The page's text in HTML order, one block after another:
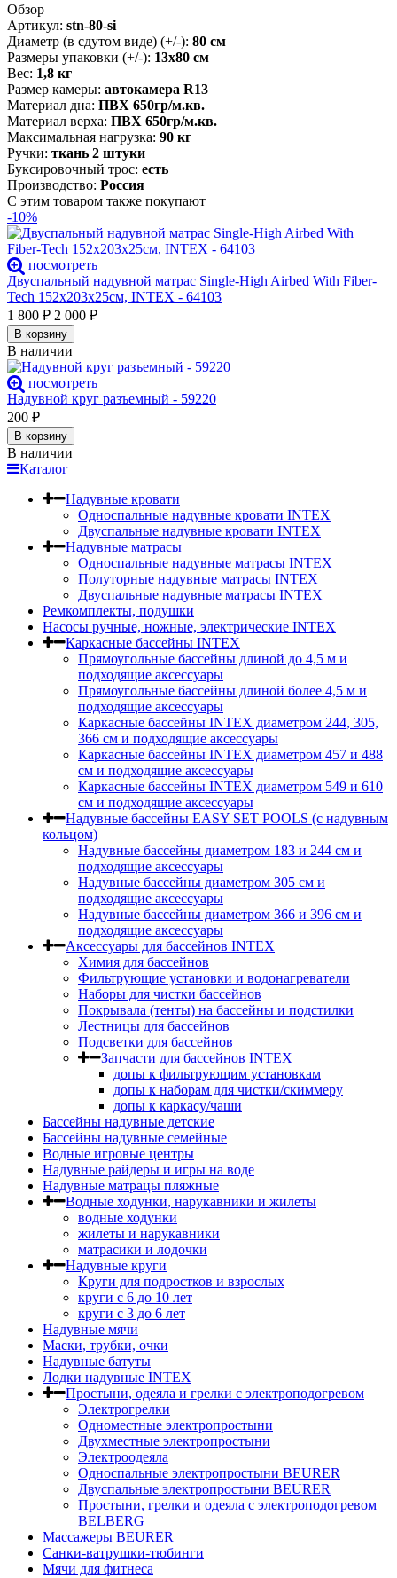
Обзор
Артикул: stn-80-si
Диаметр (в сдутом виде) (+/-): 80 см
Размеры упаковки (+/-): 13х80 см
Вес: 1,8 кг
Размер камеры: автокамера R13
Материал дна: ПВХ 650гр/м.кв.
Материал верха: ПВХ 650гр/м.кв.
Максимальная нагрузка: 90 кг
Ручки: ткань 2 штуки
Буксировочный трос: есть
Производство: Россия
С этим товаром также покупают
-10%
посмотреть
Двуспальный надувной матрас Single-High Airbed With Fiber-
Tech 152х203х25см, INTEX - 64103
1 800 ₽ 2 000 ₽
В корзину
В наличии
посмотреть
Надувной круг разъемный - 59220
200 ₽
В корзину
В наличии
Каталог
Надувные кровати
Односпальные надувные кровати INTEX
Двуспальные надувные кровати INTEX
Надувные матрасы
Односпальные надувные матрасы INTEX
Полуторные надувные матрасы INTEX
Двуспальные надувные матрасы INTEX
Ремкомплекты, подушки
Насосы ручные, ножные, электрические INTEX
Каркасные бассейны INTEX
Прямоугольные бассейны длиной до 4,5 м и
подходящие аксессуары
Прямоугольные бассейны длиной более 4,5 м и
подходящие аксессуары
Каркасные бассейны INTEX диаметром 244, 305,
366 см и подходящие аксессуары
Каркасные бассейны INTEX диаметром 457 и 488
cм и подходящие аксессуары
Каркасные бассейны INTEX диаметром 549 и 610
см и подходящие аксессуары
Надувные бассейны EASY SET POOLS (с надувным
кольцом)
Надувные бассейны диаметром 183 и 244 см и
подходящие аксессуары
Надувные бассейны диаметром 305 см и
подходящие аксессуары
Надувные бассейны диаметром 366 и 396 см и
подходящие аксессуары
Аксессуары для бассейнов INTEX
Химия для бассейнов
Фильтрующие установки и водонагреватели
Наборы для чистки бассейнов
Покрывала (тенты) на бассейны и подстилки
Лестницы для бассейнов
Подсветки для бассейнов
Запчасти для бассейнов INTEX
допы к фильтрующим установкам
допы к наборам для чистки/скиммеру
допы к каркасу/чаши
Бассейны надувные детские
Бассейны надувные семейные
Водные игровые центры
Надувные райдеры и игры на воде
Надувные матрацы пляжные
Водные ходунки, нарукавники и жилеты
водные ходунки
жилеты и нарукавники
матрасики и лодочки
Надувные круги
Круги для подростков и взрослых
круги с 6 до 10 лет
круги c 3 до 6 лет
Надувные мячи
Маски, трубки, очки
Надувные батуты
Лодки надувные INTEX
Простыни, одеяла и грелки с электроподогревом
Электрогрелки
Одноместные электропростыни
Двухместные электропростыни
Электроодеяла
Односпальные электропростыни BEURER
Двуспальные электропростыни BEURER
Простыни, грелки и одеяла с электроподогревом
BELBERG
Массажеры BEURER
Санки-ватрушки-тюбинги
Мячи для фитнеса